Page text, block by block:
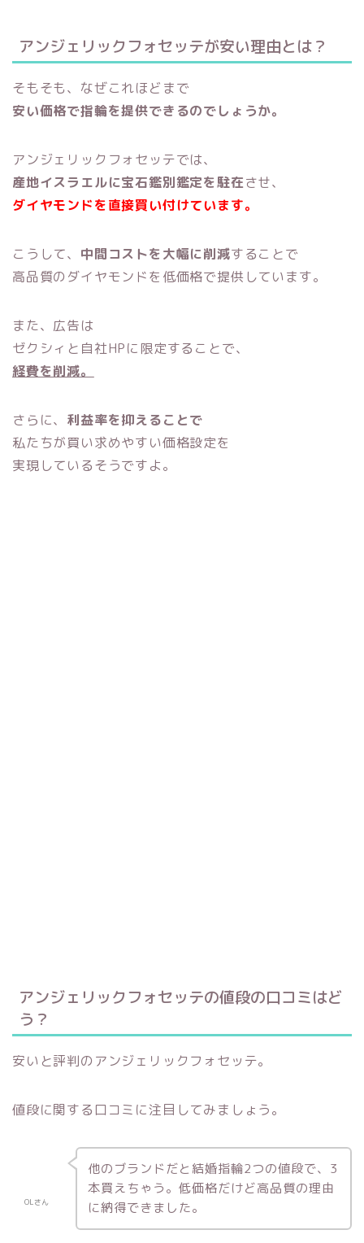
アンジェリックフォセッテが安い理由とは？
そもそも、なぜこれほどまで
安い価格で指輪を提供できるのでしょうか。
アンジェリックフォセッテでは、
産地イスラエルに宝石鑑別鑑定を駐在させ、
ダイヤモンドを直接買い付けています。
こうして、 中間コストを大幅に削減することで
高品質のダイヤモンドを低価格で提供しています。
また、広告は
ゼクシィと自社HPに限定することで、
経費を削減。
さらに、 利益率を抑えることで
私たちが買い求めやすい価格設定を
実現しているそうですよ。
アンジェリックフォセッテの値段の口コミはど
う？
安いと評判のアンジェリックフォセッテ。
値段に関する口コミに注目してみましょう。
OLさん
他のブランドだと結婚指輪2つの値段で、3
本買えちゃう。低価格だけど高品質の理由
に納得できました。